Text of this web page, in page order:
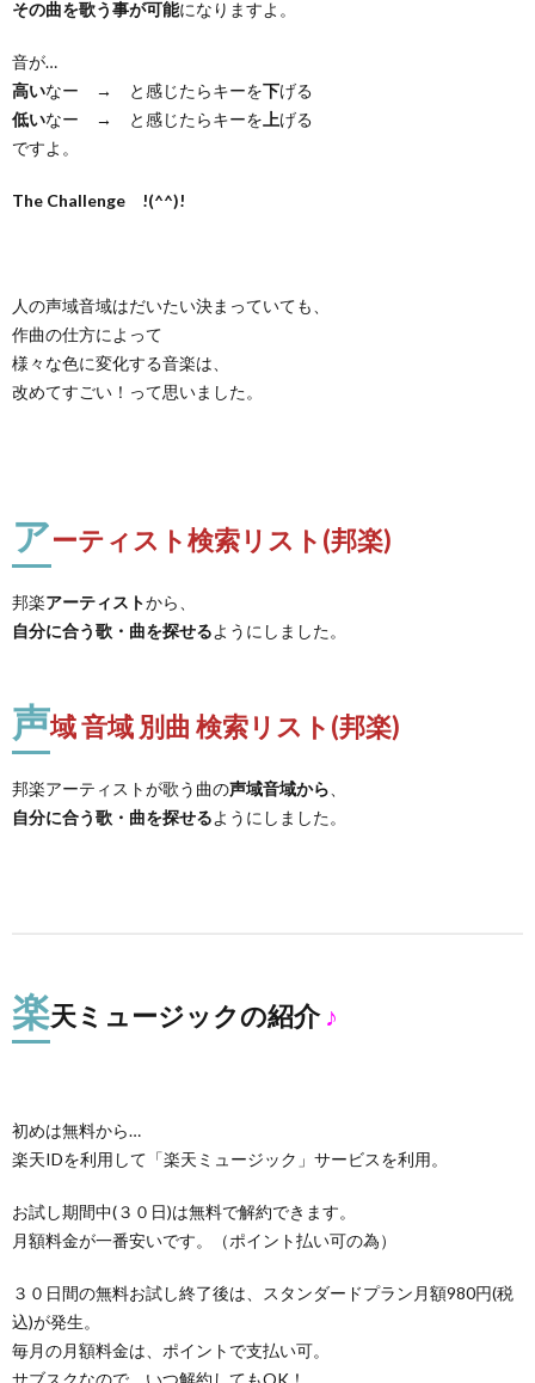
その曲を歌う事が可能になりますよ。
音が…
高いなー → と感じたらキーを下げる
低いなー → と感じたらキーを 上げる
ですよ。
The Challenge !(^^)!
人の声域音域はだいたい決まっていても、
作曲の仕方によって
様々な色に変化する音楽は、
改めてすごい！って思いました。
アーティスト検索リスト(邦楽)
邦楽アーティストから、
自分に合う歌・曲を探せるようにしました。
声域 音域 別曲 検索リスト(邦楽)
邦楽アーティストが歌う曲の声域音域から
自分に合う歌・曲を探せるようにしました。
楽天ミュージックの紹介♪
初めは無料から…
楽天IDを利用して「楽天ミュージック」サービスを利用。
お試し期間中(３０日)は無料で解約できます。
月額料金が一番安いです。（ポイント払い可の為）
３０日間の無料お試し終了後は、スタンダードプラン月額980円(税
込)が発生。
毎月の月額料金は、ポイントで支払い可。
サブスクなので、いつ解約してもOK！